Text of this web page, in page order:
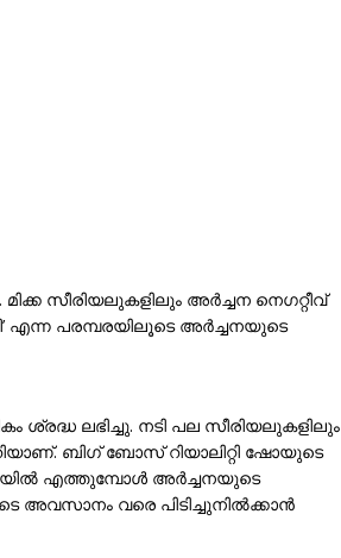
സീരിയലുകളിലും അർച്ചന നെഗറ്റീവ്
എന്ന പരമ്പരയിലൂടെ അർച്ചനയുടെ
ലഭിച്ചു. നടി പല സീരിയലുകളിലും
ബിഗ് ബോസ് റിയാലിറ്റി ഷോയുടെ
എത്തുമ്പോൾ അർച്ചനയുടെ
അവസാനം വരെ പിടിച്ചുനിൽക്കാൻ